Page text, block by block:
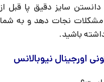
سایز دقیق پا قبل از
مشکلات نجات دهد و به شما
باشید.
اورجینال نیوبالانس